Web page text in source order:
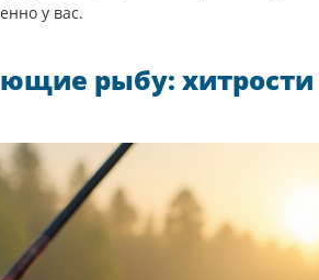
у вас.
рыбу: